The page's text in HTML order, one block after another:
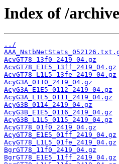
Index of /
../
AcvGT78_13f0_2419_04.gz
AcvGT78_E1E5_13ff_2419_04.gz
AcvGT78_L1L5_13fe_2419_04.gz
AcyG3A_0110_2419_04.gz
AcyG3A_E1E5_0112_2419_04.gz
AcyG3A_L1L5_0111_2419_04.gz
AcyG3B_0114_2419_04.gz
AcyG3B_E1E5_0116_2419_04.gz
AcyG3B_L1L5_0115_2419_04.gz
AcyGT78_01f0_2419_04.gz
AcyGT78_E1E5_01ff_2419_04.gz
AcyGT78_L1L5_01fe_2419_04.gz
BgrGT78_11f0_2419_04.gz
BgrGT78_E1E5_11ff_2419_04.gz